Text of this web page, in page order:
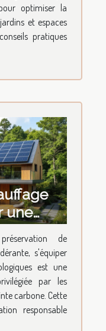
optimiser la
et espaces
pratiques
une
de
s'équiper
est une
par les
carbone. Cette
responsable